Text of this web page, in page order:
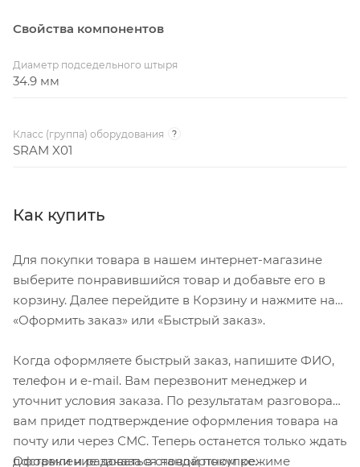
Свойства компонентов
Диаметр подседельного штыря
34.9 мм
Класс (группа) оборудования ?
SRAM X01
Как купить
Для покупки товара в нашем интернет-магазине
выберите понравившийся товар и добавьте его в
корзину. Далее перейдите в Корзину и нажмите на
«Оформить заказ» или «Быстрый заказ».
Когда оформляете быстрый заказ, напишите ФИО,
телефон и e-mail. Вам перезвонит менеджер и
уточнит условия заказа. По результатам разговора
вам придет подтверждение оформления товара на
почту или через СМС. Теперь останется только ждать
доставки и радоваться новой покупке.
Оформление заказа в стандартном режиме